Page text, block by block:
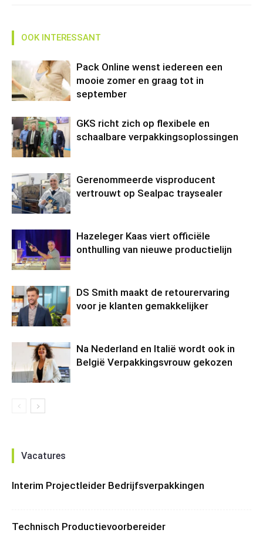
OOK INTERESSANT
Pack Online wenst iedereen een
mooie zomer en graag tot in
september
GKS richt zich op flexibele en
schaalbare verpakkingsoplossingen
Gerenommeerde visproducent
vertrouwt op Sealpac traysealer
Hazeleger Kaas viert officiële
onthulling van nieuwe productielijn
DS Smith maakt de retourervaring
voor je klanten gemakkelijker
Na Nederland en Italië wordt ook in
België Verpakkingsvrouw gekozen
Vacatures
Interim Projectleider Bedrijfsverpakkingen
Technisch Productievoorbereider